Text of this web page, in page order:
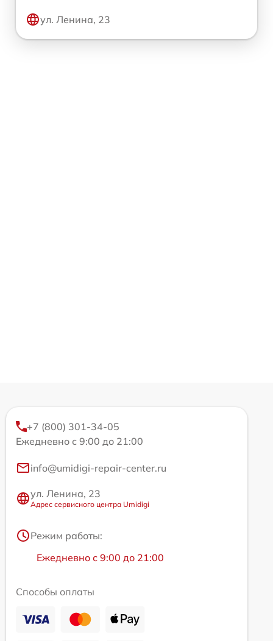
ул. Ленина, 23
+7 (800) 301-34-05
Ежедневно с 9:00 до 21:00
info@umidigi-repair-center.ru
ул. Ленина, 23
Адрес сервисного центра Umidigi
Режим работы:
Ежедневно с 9:00 до 21:00
Способы оплаты